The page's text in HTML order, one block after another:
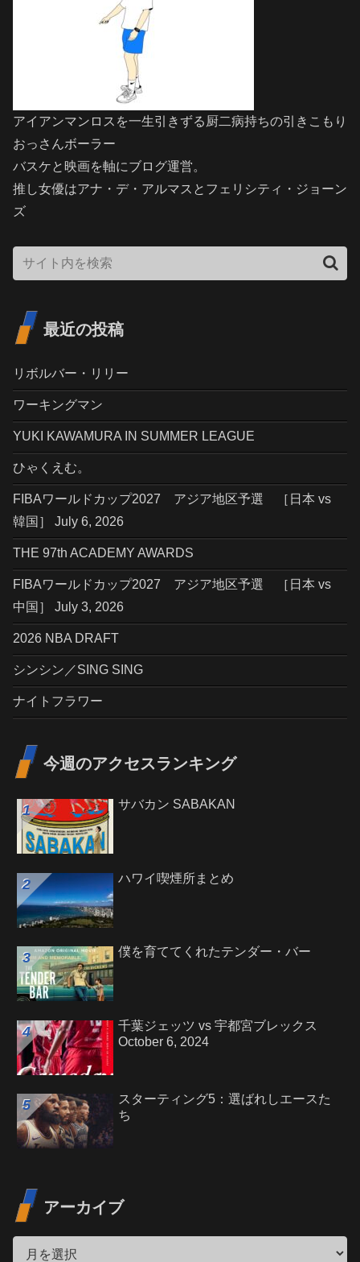
アイアンマンロスを一生引きずる厨二病持ちの引きこもり
おっさんボーラー
バスケと映画を軸にブログ運営。
推し女優はアナ・デ・アルマスとフェリシティ・ジョーン
ズ
最近の投稿
リボルバー・リリー
ワーキングマン
YUKI KAWAMURA IN SUMMER LEAGUE
ひゃくえむ。
FIBAワールドカップ2027 アジア地区予選 ［日本 vs
韓国］ July 6, 2026
THE 97th ACADEMY AWARDS
FIBAワールドカップ2027 アジア地区予選 ［日本 vs
中国］ July 3, 2026
2026 NBA DRAFT
シンシン／SING SING
ナイトフラワー
今週のアクセスランキング
サバカン SABAKAN
ハワイ喫煙所まとめ
僕を育ててくれたテンダー・バー
千葉ジェッツ vs 宇都宮ブレックス
October 6, 2024
スターティング5：選ばれしエースた
ち
アーカイブ